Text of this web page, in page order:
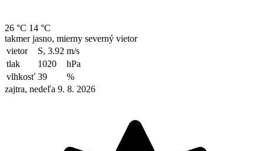
26 °C 14 °C
takmer jasno, mierny severný vietor
vietor
S, 3.92 m/s
tlak
1020
hPa
vlhkosť 39
%
zajtra, nedeľa 9. 8. 2026